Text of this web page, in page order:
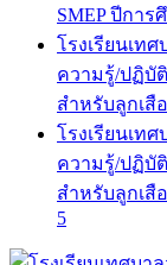
SMEP ปีการ
โรงเรียนเท
ความรู้/ปฏิบั
สำหรับลูกเสื
โรงเรียนเท
ความรู้/ปฏิบั
สำหรับลูกเสื
5